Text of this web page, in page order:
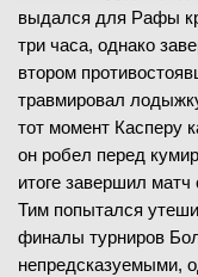
выдался для Рафы
три часа, однако
втором
травмировал
тот момент Касперу
он робел перед
итоге завершил матч
Тим попытался
финалы турниров
непредсказуемыми,